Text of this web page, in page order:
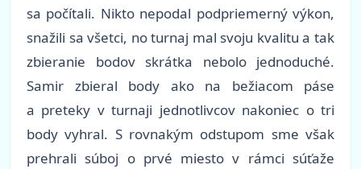
sa počítali. Nikto nepodal podpriemerný výkon,
snažili sa všetci, no turnaj mal svoju kvalitu a tak
zbieranie bodov skrátka nebolo jednoduché.
Samir zbieral body ako na bežiacom páse
a preteky v turnaji jednotlivcov nakoniec o tri
body vyhral. S rovnakým odstupom sme však
prehrali súboj o prvé miesto v rámci súťaže